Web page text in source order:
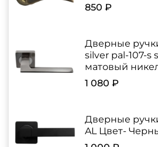
850 ₽
Дверные
silver pal-107-s
матовый
1 080 ₽
Дверные
AL Цвет-